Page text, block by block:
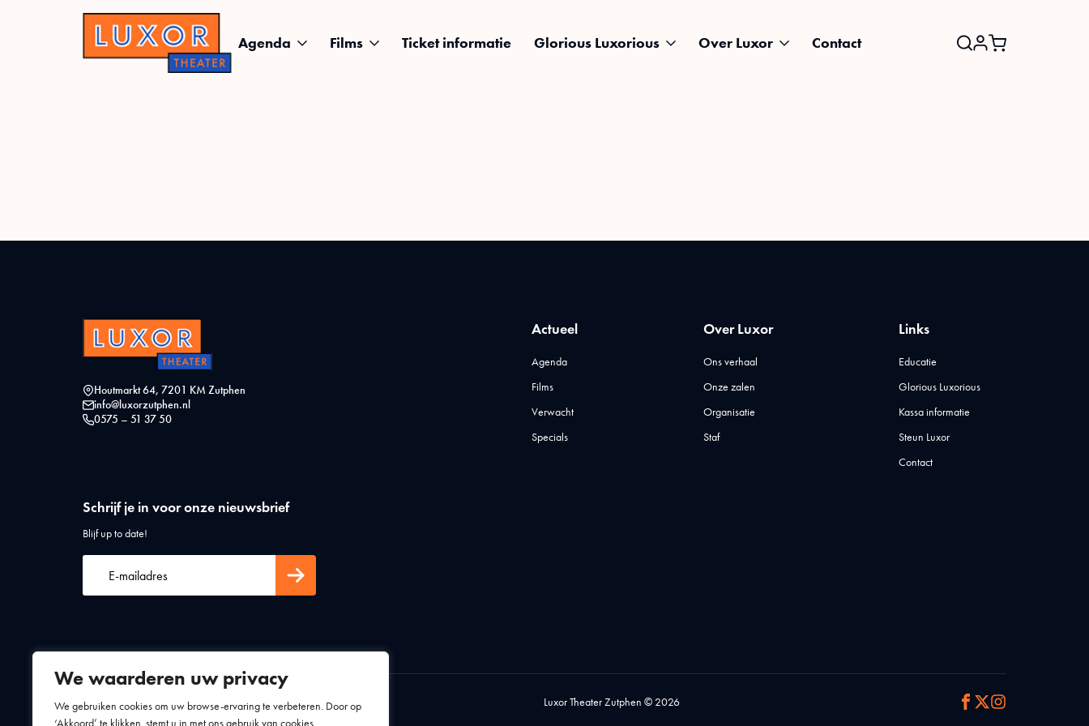
We waarderen uw privacy
We gebruiken cookies om uw browse-ervaring te verbeteren. Door op
‘Akkoord’ te klikken, stemt u in met ons gebruik van cookies.
Agenda Films Ticket informatie Glorious Luxorious Over Luxor
Contact
Houtmarkt 64, 7201 KM Zutphen
info@luxorzutphen.nl
0575 – 51 37 50
Actueel
Agenda
Films
Verwacht
Specials
Over Luxor
Ons verhaal
Onze zalen
Organisatie
Staf
Links
Educatie
Glorious Luxorious
Kassa informatie
Steun Luxor
Contact
Schrijf je in voor onze nieuwsbrief
Blijf up to date!
Algemene voorwaardenPrivacy statement Luxor Theater Zutphen © 2026